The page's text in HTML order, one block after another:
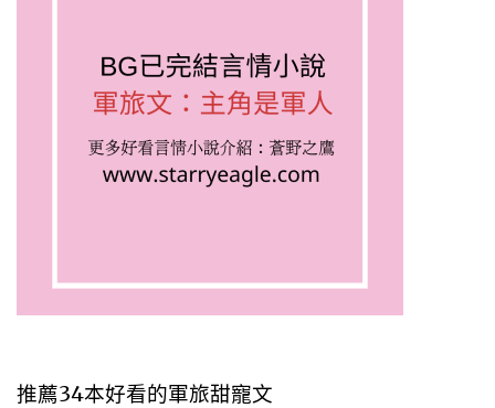
推薦34本好看的軍旅甜寵文